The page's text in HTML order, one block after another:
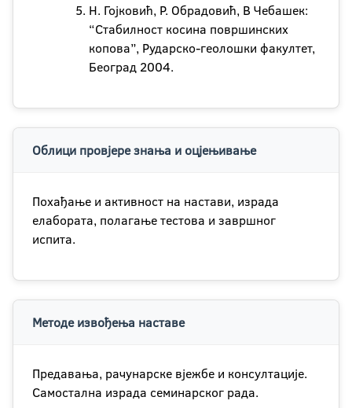
Н. Гојковић, Р. Обрадовић, В Чебашек:
“Стабилност косина површинских
копова”, Рударско-геолошки факултет,
Београд 2004.
Облици провјере знања и оцјењивање
Похађање и активност на настави, израда
елабората, полагање тестова и завршног
испита.
Методе извођења наставе
Предавања, рачунарске вјежбе и консултације.
Самостална израда семинарског рада.